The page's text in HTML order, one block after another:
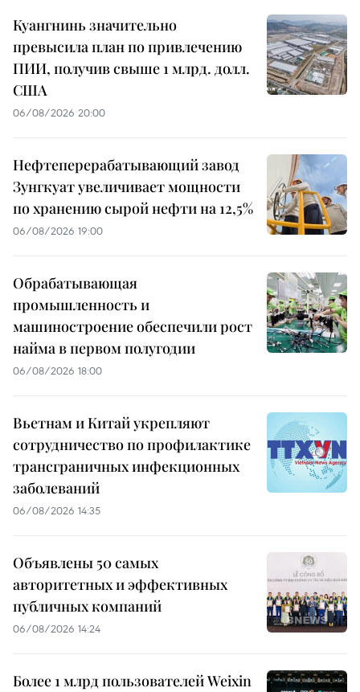
Куангнинь значительно
превысила план по привлечению
ПИИ, получив свыше 1 млрд. долл.
США
06/08/2026 20:00
Нефтеперерабатывающий завод
Зунгкуат увеличивает мощности
по хранению сырой нефти на 12,5%
06/08/2026 19:00
Обрабатывающая
промышленность и
машиностроение обеспечили рост
найма в первом полугодии
06/08/2026 18:00
Вьетнам и Китай укрепляют
сотрудничество по профилактике
трансграничных инфекционных
заболеваний
06/08/2026 14:35
Объявлены 50 самых
авторитетных и эффективных
публичных компаний
06/08/2026 14:24
Более 1 млрд пользователей Weixin